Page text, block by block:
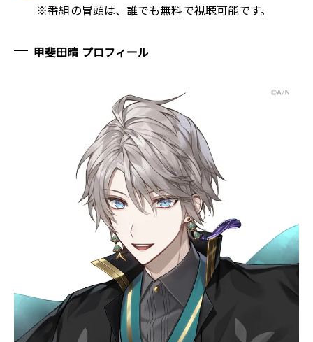
※番組の冒頭は、誰でも無料で視聴可能です。
甲斐田晴 プロフィール